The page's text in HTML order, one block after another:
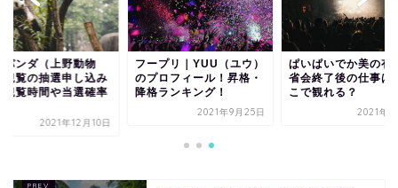
パンダ（上野動物
観覧の抽選申し込み
観覧時間や当選確率
2021年12月10日
フープリ｜YUU（ユウ）
のプロフィール！昇格・
降格ランキング！
2021年9月25日
ぱいぱいでか美の有
省会終了後の仕事は
こで観れる？
2021年8